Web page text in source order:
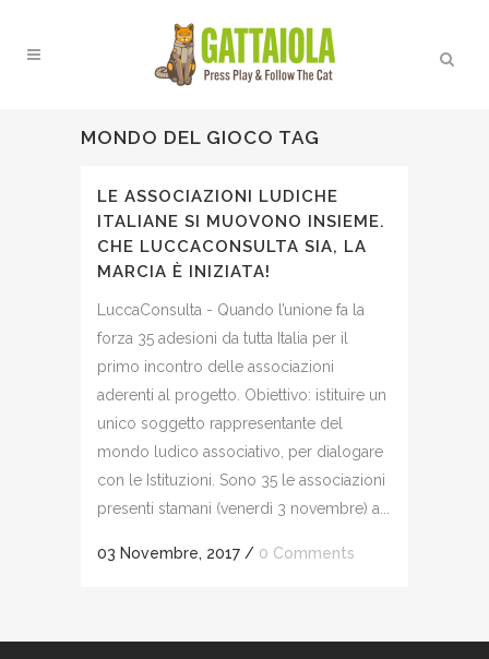
MONDO DEL GIOCO TAG
LE ASSOCIAZIONI LUDICHE
ITALIANE SI MUOVONO INSIEME.
CHE LUCCACONSULTA SIA, LA
MARCIA È INIZIATA!
LuccaConsulta - Quando l’unione fa la
forza 35 adesioni da tutta Italia per il
primo incontro delle associazioni
aderenti al progetto. Obiettivo: istituire un
unico soggetto rappresentante del
mondo ludico associativo, per dialogare
con le Istituzioni. Sono 35 le associazioni
presenti stamani (venerdì 3 novembre) a...
03 Novembre, 2017 / 0 Comments